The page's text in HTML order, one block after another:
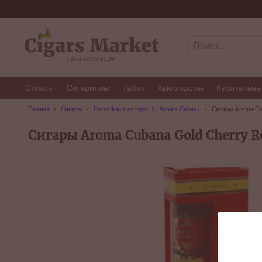
Сигары Сигариллы Табак Хьюмидоры
Главная Сигары Российские сигары Aroma Cubana Сигары Aroma
Сигары Aroma Cubana Gold Cherry